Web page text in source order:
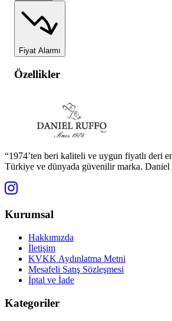
Fiyat Alarmı
Özellikler
“1974’ten beri kaliteli ve uygun fiyatlı deri
Türkiye ve dünyada güvenilir marka. Daniel
Kurumsal
Hakkımızda
İletişim
KVKK Aydınlatma Metni
Mesafeli Satış Sözleşmesi
İptal ve İade
Kategoriler